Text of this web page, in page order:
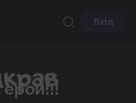
Вхід